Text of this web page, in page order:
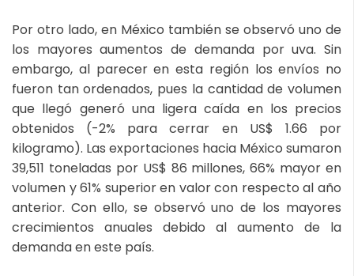
Por otro lado, en México también se observó uno de
los mayores aumentos de demanda por uva. Sin
embargo, al parecer en esta región los envíos no
fueron tan ordenados, pues la cantidad de volumen
que llegó generó una ligera caída en los precios
obtenidos (-2% para cerrar en US$ 1.66 por
kilogramo). Las exportaciones hacia México sumaron
39,511 toneladas por US$ 86 millones, 66% mayor en
volumen y 61% superior en valor con respecto al año
anterior. Con ello, se observó uno de los mayores
crecimientos anuales debido al aumento de la
demanda en este país.